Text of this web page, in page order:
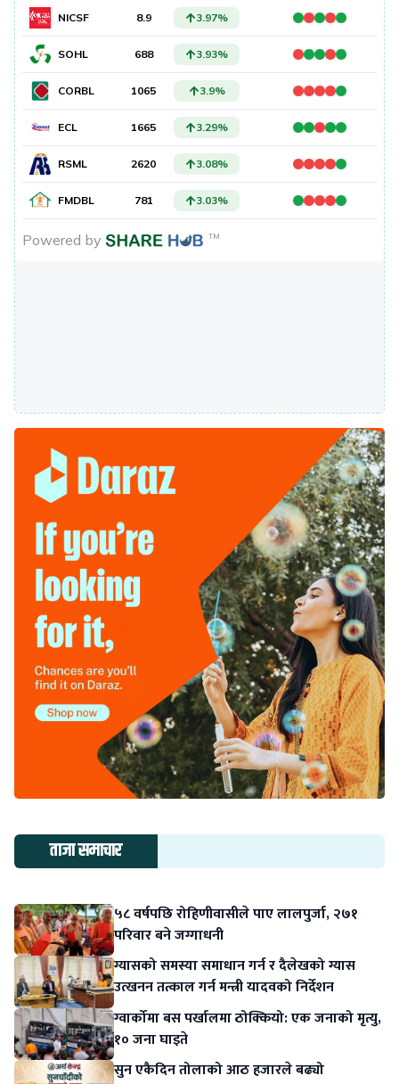
ताजा समाचार
५८ वर्षपछि रोहिणीवासीले पाए लालपुर्जा, २७१
परिवार बने जग्गाधनी
ग्यासको समस्या समाधान गर्न र दैलेखको ग्यास
उत्खनन तत्काल गर्न मन्त्री यादवको निर्देशन
ग्वार्कोमा बस पर्खालमा ठोक्कियो: एक जनाको मृत्यु,
१० जना घाइते
सुन एकैदिन तोलाको आठ हजारले बढ्यो